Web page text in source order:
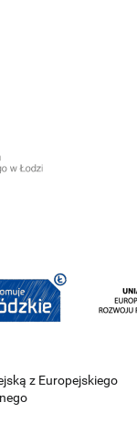
z Europejskiego